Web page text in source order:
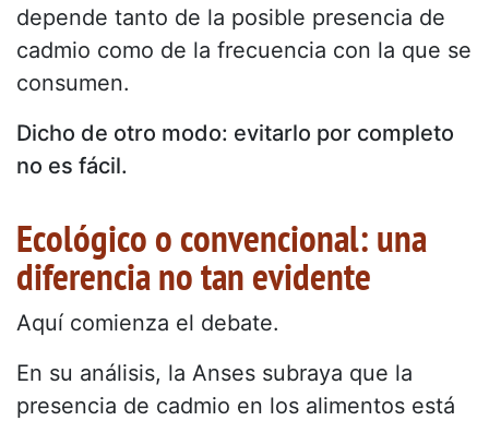
depende tanto de la posible presencia de
cadmio como de la frecuencia con la que se
consumen.
Dicho de otro modo: evitarlo por completo
no es fácil.
Ecológico o convencional: una
diferencia no tan evidente
Aquí comienza el debate.
En su análisis, la Anses subraya que la
presencia de cadmio en los alimentos está